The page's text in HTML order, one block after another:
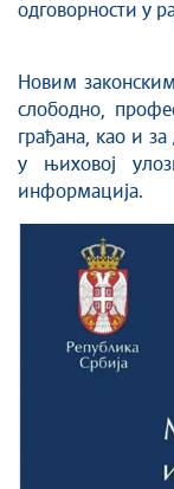
одговорности у
Новим
слободно,
грађана, као и
у њиховој
информација.